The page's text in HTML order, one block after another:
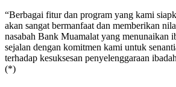
“Berbagai fitur dan program yang kami
akan sangat bermanfaat dan memberikan
nasabah Bank Muamalat yang menunaikan
sejalan dengan komitmen kami untuk
terhadap kesuksesan penyelenggaraan
(*)